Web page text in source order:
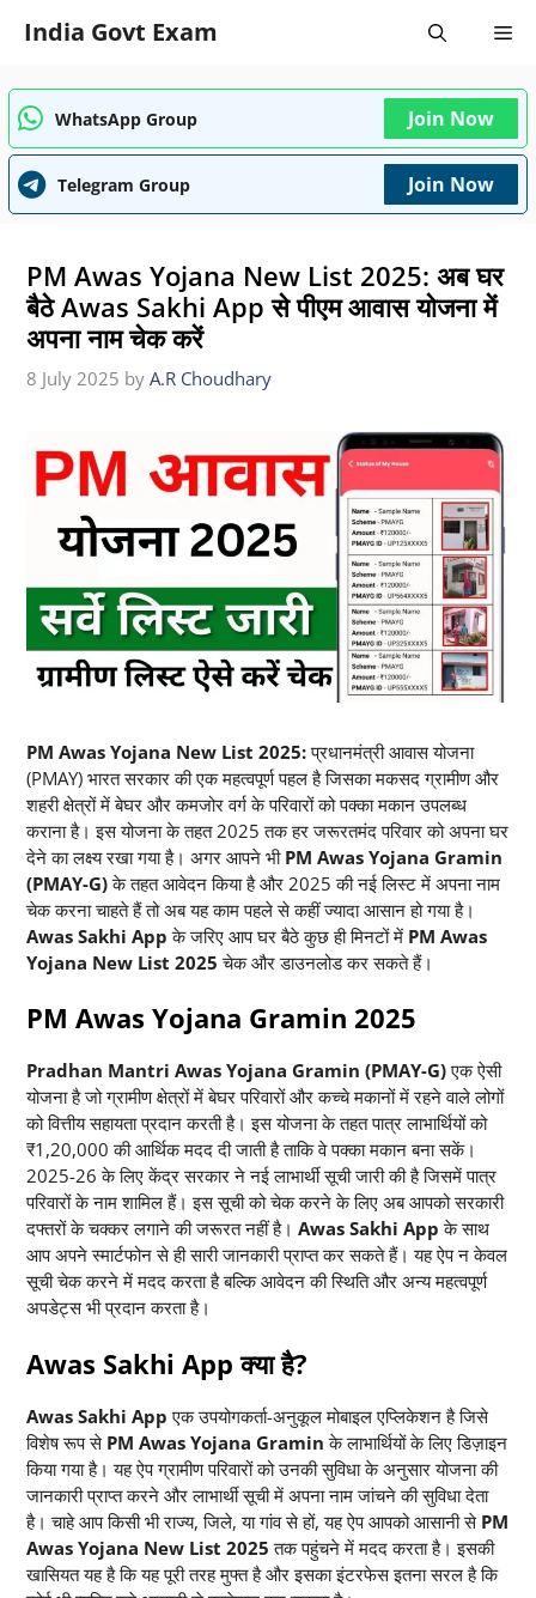
India Govt Exam
WhatsApp Group Join Now
Telegram Group Join Now
PM Awas Yojana New List 2025: अब घर
बैठे Awas Sakhi App से पीएम आवास योजना में
अपना नाम चेक करें
8 July 2025 by A.R Choudhary
PM Awas Yojana New List 2025:प्रधानमंत्री आवास योजना
(PMAY) भारत सरकार की एक महत्वपूर्ण पहल है जिसका मकसद ग्रामीण और
शहरी क्षेत्रों में बेघर और कमजोर वर्ग के परिवारों को पक्का मकान उपलब्ध
कराना है। इस योजना के तहत 2025 तक हर जरूरतमंद परिवार को अपना घर
देने का लक्ष्य रखा गया है। अगर आपने भी PM Awas Yojana Gramin
(PMAY-G)के तहत आवेदन किया है और 2025 की नई लिस्ट में अपना नाम
चेक करना चाहते हैं तो अब यह काम पहले से कहीं ज्यादा आसान हो गया है।
Awas Sakhi App के जरिए आप घर बैठे कुछ ही मिनटों में PM Awas
Yojana New List 2025 चेक और डाउनलोड कर सकते हैं।
PM Awas Yojana Gramin 2025
Pradhan Mantri Awas Yojana Gramin (PMAY-G)एक ऐसी
योजना है जो ग्रामीण क्षेत्रों में बेघर परिवारों और कच्चे मकानों में रहने वाले लोगों
को वित्तीय सहायता प्रदान करती है। इस योजना के तहत पात्र लाभार्थियों को
₹1,20,000 की आर्थिक मदद दी जाती है ताकि वे पक्का मकान बना सकें।
2025-26 के लिए केंद्र सरकार ने नई लाभार्थी सूची जारी की है जिसमें पात्र
परिवारों के नाम शामिल हैं। इस सूची को चेक करने के लिए अब आपको सरकारी
दफ्तरों के चक्कर लगाने की जरूरत नहीं है। Awas Sakhi App के साथ
आप अपने स्मार्टफोन से ही सारी जानकारी प्राप्त कर सकते हैं। यह ऐप न केवल
सूची चेक करने में मदद करता है बल्कि आवेदन की स्थिति और अन्य महत्वपूर्ण
अपडेट्स भी प्रदान करता है।
Awas Sakhi App क्या है?
Awas Sakhi App एक उपयोगकर्ता-अनुकूल मोबाइल एप्लिकेशन है जिसे
विशेष रूप से PM Awas Yojana Gramin के लाभार्थियों के लिए डिज़ाइन
किया गया है। यह ऐप ग्रामीण परिवारों को उनकी सुविधा के अनुसार योजना की
जानकारी प्राप्त करने और लाभार्थी सूची में अपना नाम जांचने की सुविधा देता
है। चाहे आप किसी भी राज्य, जिले, या गांव से हों, यह ऐप आपको आसानी से PM
Awas Yojana New List 2025 तक पहुंचने में मदद करता है। इसकी
खासियत यह है कि यह पूरी तरह मुफ्त है और इसका इंटरफेस इतना सरल है कि